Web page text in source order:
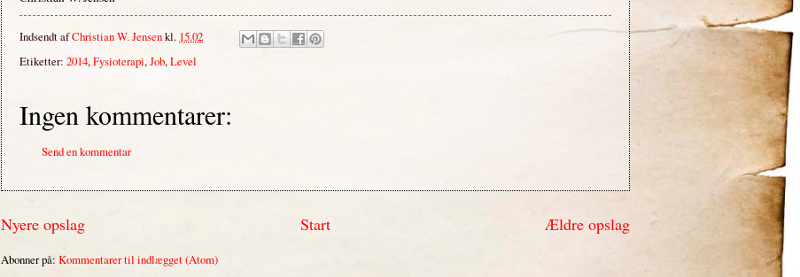
Indsendt afChristian W. Jensenkl. 15.02
Etiketter: 2014,Fysioterapi,Job,Level
Ingen kommentarer:
Send en kommentar
Nyere opslag Ældre opslag
Start
Abonner på: Kommentarer til indlægget (Atom)